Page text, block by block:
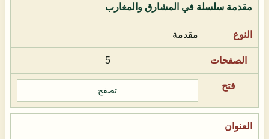
مقدمة سلسلة في المشارق والمغارب
مقدمة
5
تصفح